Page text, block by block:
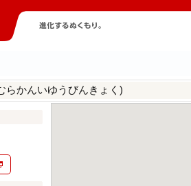
らかんいゆうびんきょく)